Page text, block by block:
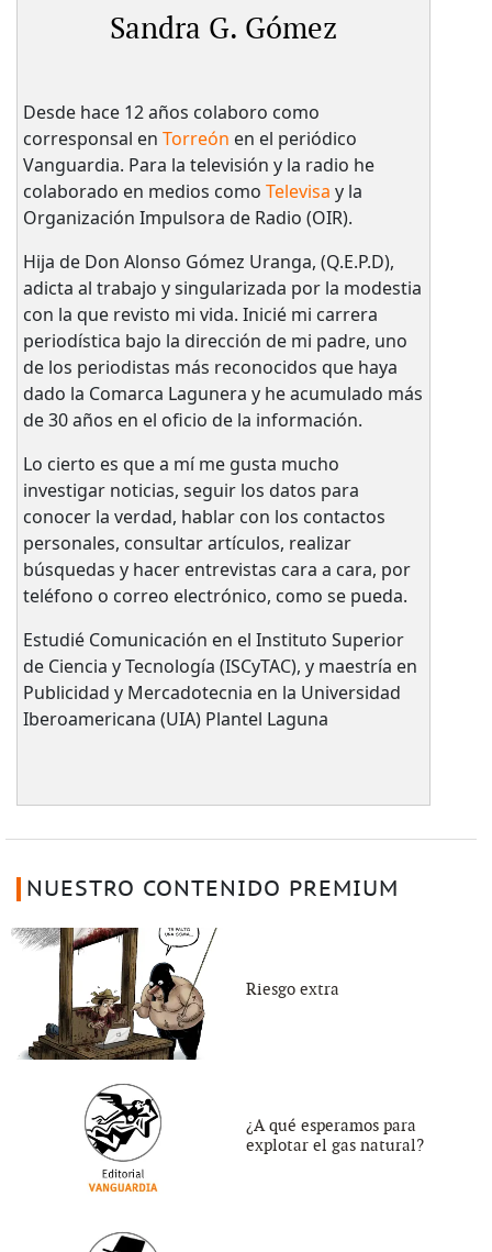
Sandra G. Gómez
Desde hace 12 años colaboro como
corresponsal en Torreón en el periódico
Vanguardia. Para la televisión y la radio he
colaborado en medios como Televisa y la
Organización Impulsora de Radio (OIR).
Hija de Don Alonso Gómez Uranga, (Q.E.P.D),
adicta al trabajo y singularizada por la modestia
con la que revisto mi vida. Inicié mi carrera
periodística bajo la dirección de mi padre, uno
de los periodistas más reconocidos que haya
dado la Comarca Lagunera y he acumulado más
de 30 años en el oficio de la información.
Lo cierto es que a mí me gusta mucho
investigar noticias, seguir los datos para
conocer la verdad, hablar con los contactos
personales, consultar artículos, realizar
búsquedas y hacer entrevistas cara a cara, por
teléfono o correo electrónico, como se pueda.
Estudié Comunicación en el Instituto Superior
de Ciencia y Tecnología (ISCyTAC), y maestría en
Publicidad y Mercadotecnia en la Universidad
Iberoamericana (UIA) Plantel Laguna
NUESTRO CONTENIDO PREMIUM
Riesgo extra
¿A qué esperamos para
explotar el gas natural?